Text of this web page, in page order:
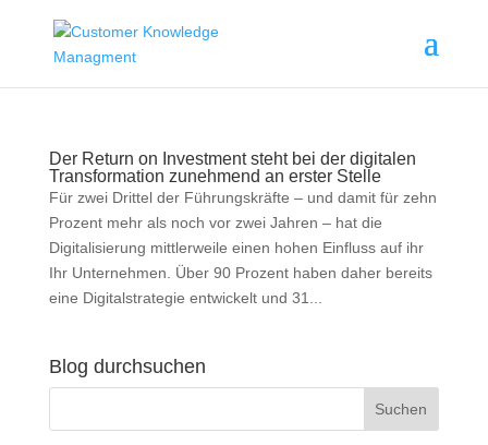
Der Return on Investment steht bei der digitalen
Transformation zunehmend an erster Stelle
Für zwei Drittel der Führungskräfte – und damit für zehn
Prozent mehr als noch vor zwei Jahren – hat die
Digitalisierung mittlerweile einen hohen Einfluss auf ihr
Ihr Unternehmen. Über 90 Prozent haben daher bereits
eine Digitalstrategie entwickelt und 31...
Blog durchsuchen